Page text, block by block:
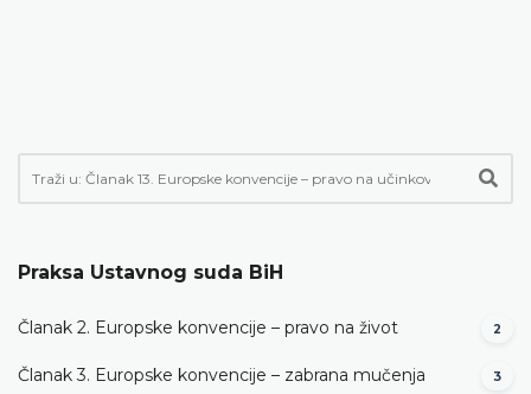
Praksa Ustavnog suda BiH
Članak 2. Europske konvencije – pravo na život 2
Članak 3. Europske konvencije – zabrana mučenja 3